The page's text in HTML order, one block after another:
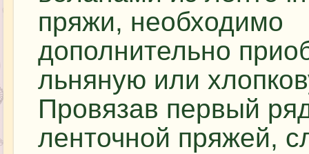
пряжи, необходимо
дополнительно
льняную или
Провязав первый
ленточной пряжей,